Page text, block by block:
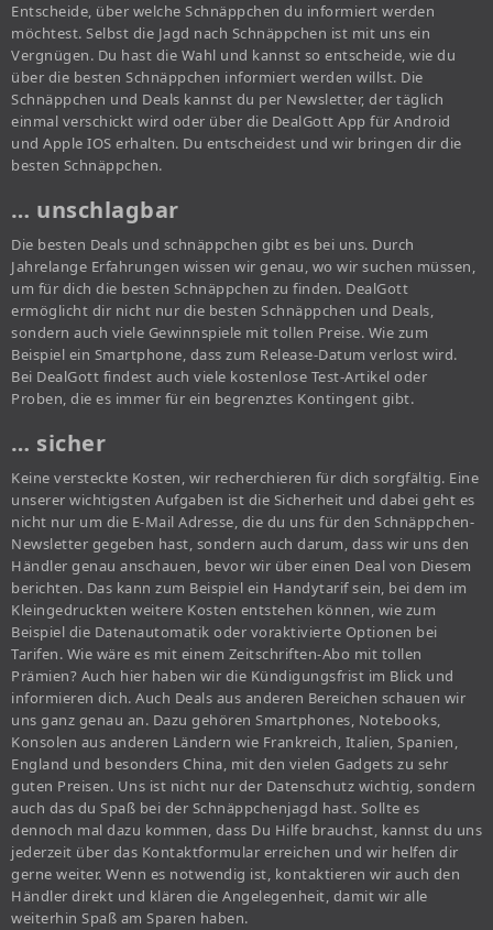
Entscheide, über welche Schnäppchen du informiert werden
möchtest. Selbst die Jagd nach Schnäppchen ist mit uns ein
Vergnügen. Du hast die Wahl und kannst so entscheide, wie du
über die besten Schnäppchen informiert werden willst. Die
Schnäppchen und Deals kannst du per Newsletter, der täglich
einmal verschickt wird oder über die DealGott App für Android
und Apple IOS erhalten. Du entscheidest und wir bringen dir die
besten Schnäppchen.
… unschlagbar
Die besten Deals und schnäppchen gibt es bei uns. Durch
Jahrelange Erfahrungen wissen wir genau, wo wir suchen müssen,
um für dich die besten Schnäppchen zu finden. DealGott
ermöglicht dir nicht nur die besten Schnäppchen und Deals,
sondern auch viele Gewinnspiele mit tollen Preise. Wie zum
Beispiel ein Smartphone, dass zum Release-Datum verlost wird.
Bei DealGott findest auch viele kostenlose Test-Artikel oder
Proben, die es immer für ein begrenztes Kontingent gibt.
… sicher
Keine versteckte Kosten, wir recherchieren für dich sorgfältig. Eine
unserer wichtigsten Aufgaben ist die Sicherheit und dabei geht es
nicht nur um die E-Mail Adresse, die du uns für den Schnäppchen-
Newsletter gegeben hast, sondern auch darum, dass wir uns den
Händler genau anschauen, bevor wir über einen Deal von Diesem
berichten. Das kann zum Beispiel ein Handytarif sein, bei dem im
Kleingedruckten weitere Kosten entstehen können, wie zum
Beispiel die Datenautomatik oder voraktivierte Optionen bei
Tarifen. Wie wäre es mit einem Zeitschriften-Abo mit tollen
Prämien? Auch hier haben wir die Kündigungsfrist im Blick und
informieren dich. Auch Deals aus anderen Bereichen schauen wir
uns ganz genau an. Dazu gehören Smartphones, Notebooks,
Konsolen aus anderen Ländern wie Frankreich, Italien, Spanien,
England und besonders China, mit den vielen Gadgets zu sehr
guten Preisen. Uns ist nicht nur der Datenschutz wichtig, sondern
auch das du Spaß bei der Schnäppchenjagd hast. Sollte es
dennoch mal dazu kommen, dass Du Hilfe brauchst, kannst du uns
jederzeit über das Kontaktformular erreichen und wir helfen dir
gerne weiter. Wenn es notwendig ist, kontaktieren wir auch den
Händler direkt und klären die Angelegenheit, damit wir alle
weiterhin Spaß am Sparen haben.